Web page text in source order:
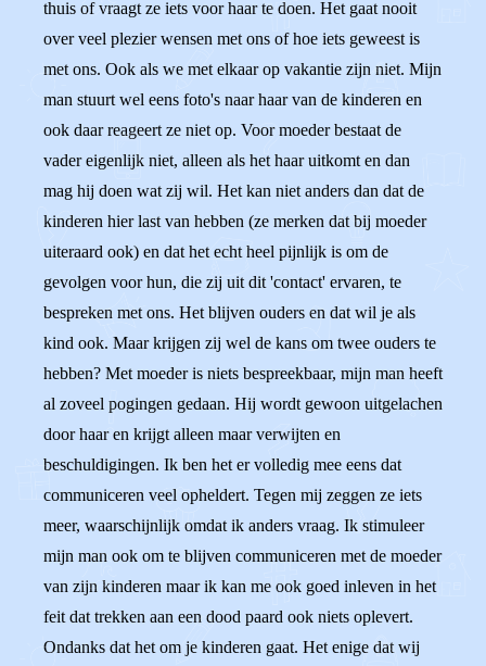
thuis of vraagt ze iets voor haar te doen. Het gaat nooit
over veel plezier wensen met ons of hoe iets geweest is
met ons. Ook als we met elkaar op vakantie zijn niet. Mijn
man stuurt wel eens foto's naar haar van de kinderen en
ook daar reageert ze niet op. Voor moeder bestaat de
vader eigenlijk niet, alleen als het haar uitkomt en dan
mag hij doen wat zij wil. Het kan niet anders dan dat de
kinderen hier last van hebben (ze merken dat bij moeder
uiteraard ook) en dat het echt heel pijnlijk is om de
gevolgen voor hun, die zij uit dit 'contact' ervaren, te
bespreken met ons. Het blijven ouders en dat wil je als
kind ook. Maar krijgen zij wel de kans om twee ouders te
hebben? Met moeder is niets bespreekbaar, mijn man heeft
al zoveel pogingen gedaan. Hij wordt gewoon uitgelachen
door haar en krijgt alleen maar verwijten en
beschuldigingen. Ik ben het er volledig mee eens dat
communiceren veel opheldert. Tegen mij zeggen ze iets
meer, waarschijnlijk omdat ik anders vraag. Ik stimuleer
mijn man ook om te blijven communiceren met de moeder
van zijn kinderen maar ik kan me ook goed inleven in het
feit dat trekken aan een dood paard ook niets oplevert.
Ondanks dat het om je kinderen gaat. Het enige dat wij